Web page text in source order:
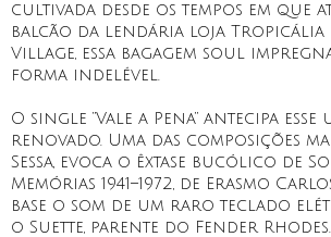
cultivada desde os tempos em que
balcão da lendária loja Tropicália
Village, essa bagagem soul
forma indelével.
O single “Vale a Pena” antecipa
renovado. Uma das composições
Sessa, evoca o êxtase bucólico de
Memórias 1941–1972, de Erasmo
base o som de um raro teclado
o Suette, parente do Fender